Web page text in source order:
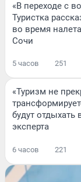
«В переходе с
Туристка
во время
Сочи
5 часов 251
«Туризм не
будут отдыхать
эксперта
6 часов 221